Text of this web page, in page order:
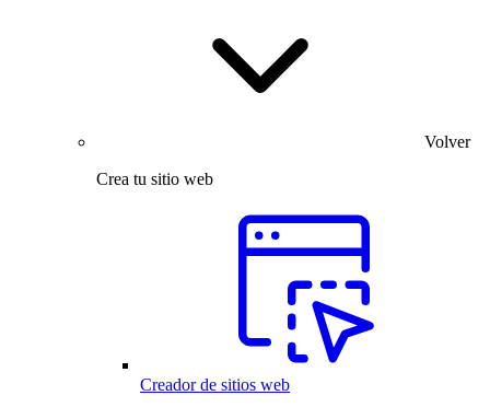
Volver
Crea tu sitio web
Creador de sitios web